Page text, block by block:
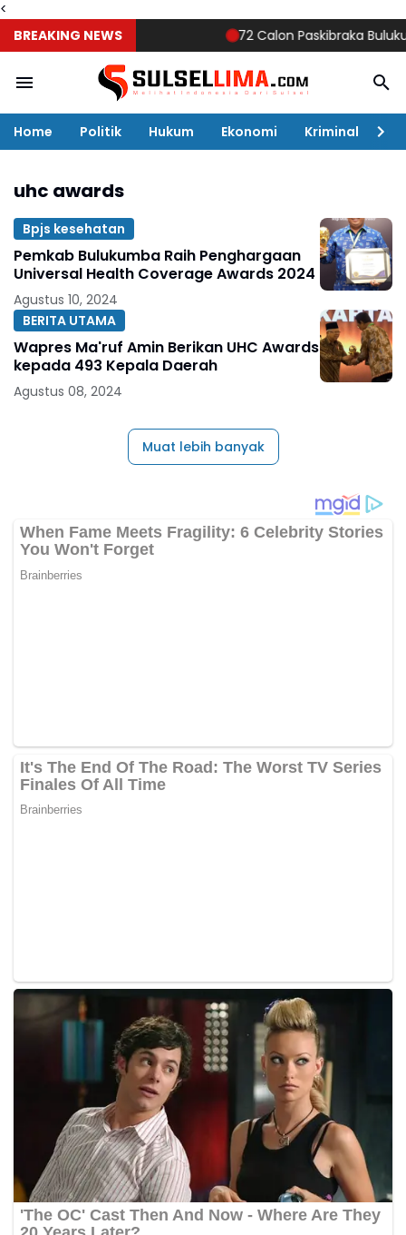
<
BREAKING NEWS
72 Calon Paskibraka
Home Politik Hukum Ekonomi Kriminal
uhc awards
Bpjs kesehatan
Pemkab Bulukumba Raih Penghargaan
Universal Health Coverage Awards 2024
Agustus 10, 2024
BERITA UTAMA
Wapres Ma'ruf Amin Berikan UHC Awards
kepada 493 Kepala Daerah
Agustus 08, 2024
Muat lebih banyak